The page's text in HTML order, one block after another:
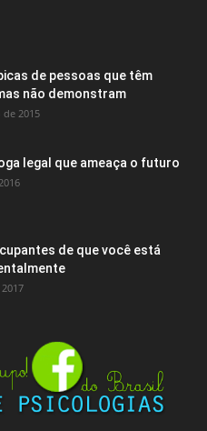
de pessoas que têm
não demonstram
2015
legal que ameaça o futuro
de que você está